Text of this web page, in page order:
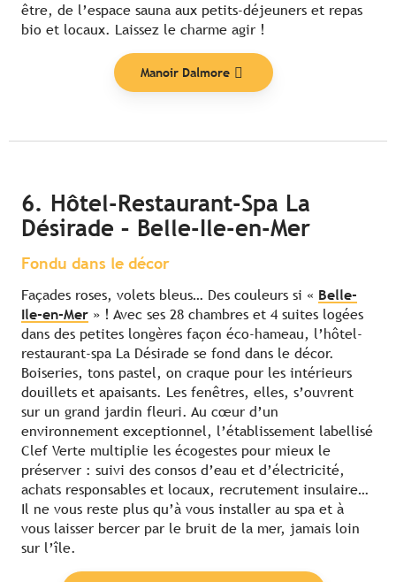
être, de l’espace sauna aux petits-déjeuners et repas
bio et locaux. Laissez le charme agir !
Manoir Dalmore
6. Hôtel-Restaurant-Spa La
Désirade – Belle-Ile-en-Mer
Fondu dans le décor
Façades roses, volets bleus… Des couleurs si « Belle-
Ile-en-Mer » ! Avec ses 28 chambres et 4 suites logées
dans des petites longères façon éco-hameau, l’hôtel-
restaurant-spa La Désirade se fond dans le décor.
Boiseries, tons pastel, on craque pour les intérieurs
douillets et apaisants. Les fenêtres, elles, s’ouvrent
sur un grand jardin fleuri. Au cœur d’un
environnement exceptionnel, l’établissement labellisé
Clef Verte multiplie les écogestes pour mieux le
préserver : suivi des consos d’eau et d’électricité,
achats responsables et locaux, recrutement insulaire…
Il ne vous reste plus qu’à vous installer au spa et à
vous laisser bercer par le bruit de la mer, jamais loin
sur l’île.